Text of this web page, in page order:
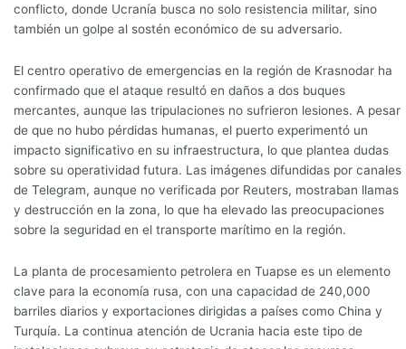
conflicto, donde Ucranía busca no solo resistencia militar, sino
también un golpe al sostén económico de su adversario.
El centro operativo de emergencias en la región de Krasnodar ha
confirmado que el ataque resultó en daños a dos buques
mercantes, aunque las tripulaciones no sufrieron lesiones. A pesar
de que no hubo pérdidas humanas, el puerto experimentó un
impacto significativo en su infraestructura, lo que plantea dudas
sobre su operatividad futura. Las imágenes difundidas por canales
de Telegram, aunque no verificada por Reuters, mostraban llamas
y destrucción en la zona, lo que ha elevado las preocupaciones
sobre la seguridad en el transporte marítimo en la región.
La planta de procesamiento petrolera en Tuapse es un elemento
clave para la economía rusa, con una capacidad de 240,000
barriles diarios y exportaciones dirigidas a países como China y
Turquía. La continua atención de Ucrania hacia este tipo de